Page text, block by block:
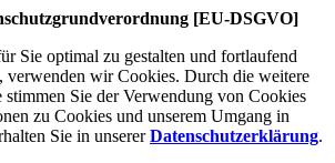
[EU-DSGVO]
Sie optimal zu gestalten und fortlaufend
verwenden wir Cookies. Durch die weitere
stimmen Sie der Verwendung von Cookies
zu Cookies und unserem Umgang in
Sie in unsererDatenschutzerklärung.